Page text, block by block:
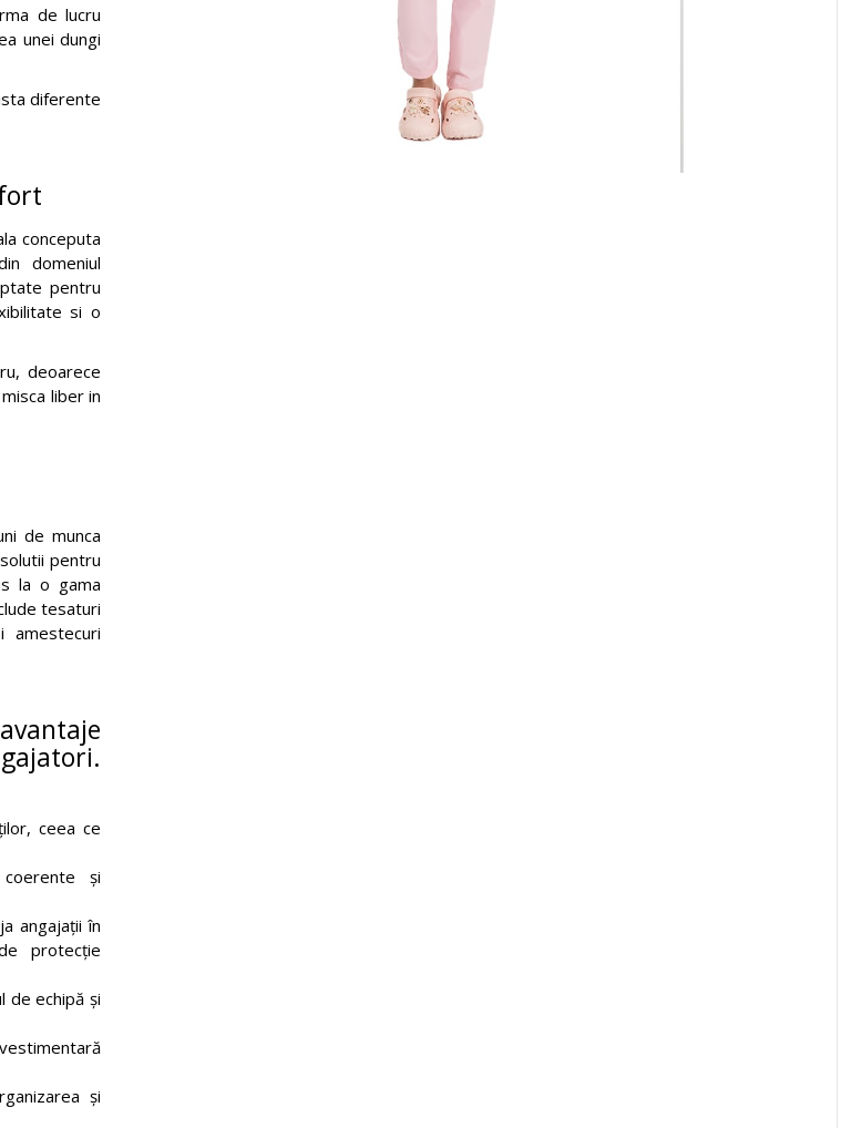
de lucru
unei dungi
diferente
conceputa
domeniul
pentru
si o
deoarece
liber in
de munca
pentru
la o gama
tesaturi
amestecuri
ceea ce
și
angajații în
protecție
de echipă și
și